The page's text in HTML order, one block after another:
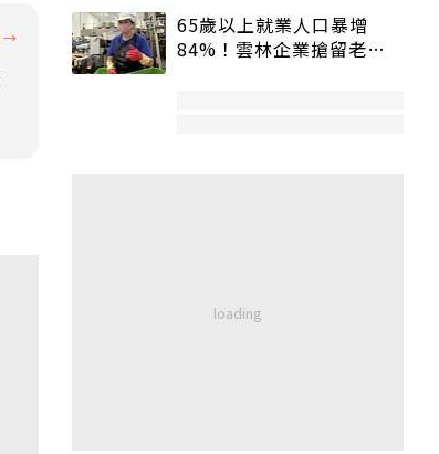
65歲以上就業人口暴增
84%！雲林企業搶留老員